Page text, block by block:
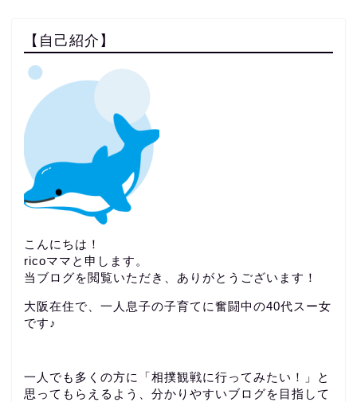
【自己紹介】
こんにちは！
ricoママと申します。
当ブログを閲覧いただき、ありがとうございます！
大阪在住で、一人息子の子育てに奮闘中の40代スー女
です♪
一人でも多くの方に「相撲観戦に行ってみたい！」と
思ってもらえるよう、分かりやすいブログを目指して